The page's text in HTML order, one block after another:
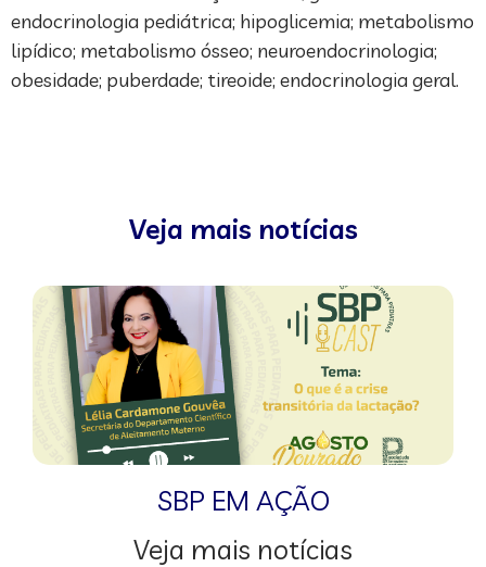
endocrinologia pediátrica; hipoglicemia; metabolismo
lipídico; metabolismo ósseo; neuroendocrinologia;
obesidade; puberdade; tireoide; endocrinologia geral.
Veja mais notícias
SBP EM AÇÃO
Veja mais notícias